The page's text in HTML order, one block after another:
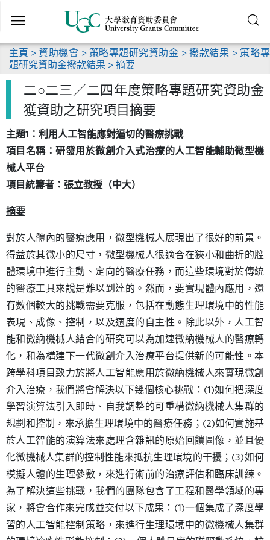
到
要
內
主頁 > 資助機會 > 策略專題研究資助金 > 撥款結果 > 策略專
題研究資助金撥款結果 > 摘要
二○二三／二四年度策略專題研究資助金
獲資助之研究項目摘要
主題1：利用人工智能應對逼切的醫療挑戰
項目名稱：研發用於微創介入式治療的人工智能輔助微型機
械人平台
項目統籌者：張立教授（中大）
摘要
對於人體內的醫療應用，微型機械人展現出了很好的前景。
得益於其微小的尺寸，微型機械人很適合在狹小和曲折的腔
體環境中進行主動、定向的醫療任務，而這些環境對於傳統
的醫療工具來說是難以到達的。然而，要實現體內應用，還
有數個較大的挑戰需要克服，包括在動態生理環境中的性能
表現、成像、控制，以及適度的自主性。除此以外，人工智
能和微納機械人結合的研究可以為加速微納機械人的醫療轉
化，和為構建下一代微創介入治療平台提供新的可能性。本
跨學科項目致力於將人工智能應用於微納機械人來實現微創
介入治療，我們將會解決以下幾個核心挑戰：(1)如何把深度
學習演算法引入即時、自我調整的可重構微納機械人集群的
規劃和控制，來承擔生理環境中的醫療任務；(2)如何實施基
於人工智能的演算法來處理含雜訊的原始回饋圖像，並且優
化微機械人集群的控制性能來抵抗生理環境的干擾；(3)如何
模擬人體的生理參數，來進行術前的治療評估和臨床訓練。
為了解決這些挑戰，我們的團隊包含了工程和醫學領域的專
家，將會合作來完成並交付以下成果：(1)一個集成了深度學
習的人工智能控制策略，來進行生理環境中的微機械人集群